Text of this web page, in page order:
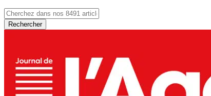
Rechercher